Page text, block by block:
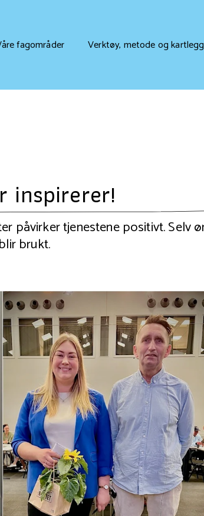
fagområder Verktøy, metode og
inspirerer!
påvirker tjenestene positivt. Selv
brukt.